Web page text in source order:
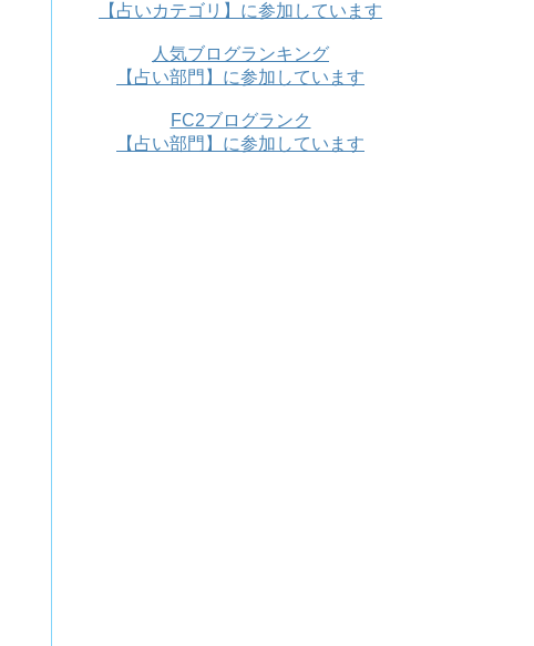
【占いカテゴリ】に参加しています
人気ブログランキング
【占い部門】に参加しています
FC2ブログランク
【占い部門】に参加しています